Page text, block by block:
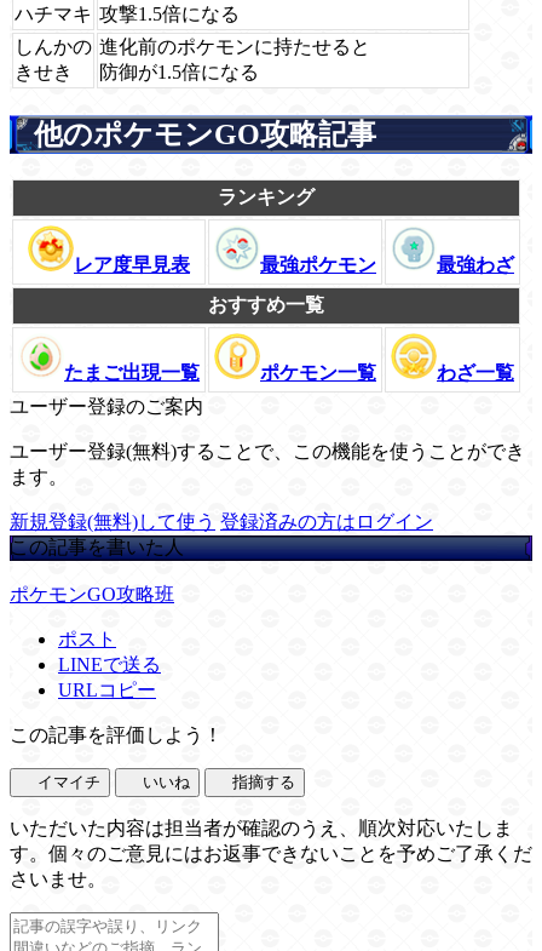
ハチマキ 攻撃1.5倍になる
しんかの
きせき
進化前のポケモンに持たせると
防御が1.5倍になる
他のポケモンGO攻略記事
ランキング
レア度早見表 最強ポケモン
最強わざ
おすすめ一覧
たまご出現一覧 ポケモン一覧
わざ一覧
ユーザー登録のご案内
ユーザー登録(無料)することで、この機能を使うことができ
ます。
新規登録(無料)して使う 登録済みの方はログイン
この記事を書いた人
ポケモンGO攻略班
ポスト
LINEで送る
URLコピー
この記事を評価しよう！
イマイチ いいね 指摘する
いただいた内容は担当者が確認のうえ、順次対応いたしま
す。個々のご意見にはお返事できないことを予めご了承くだ
さいませ。